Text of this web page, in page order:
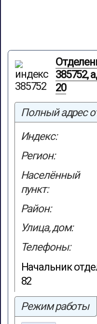
385752,
20
Полный адрес
Индекс:
Регион:
Населённый
пункт:
Район:
Улица, дом:
Телефоны:
Начальник
82
Режим работы